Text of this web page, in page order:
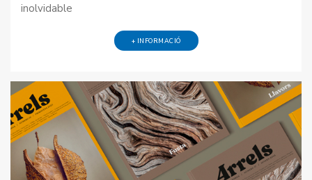
inolvidable
+ INFORMACIÓ